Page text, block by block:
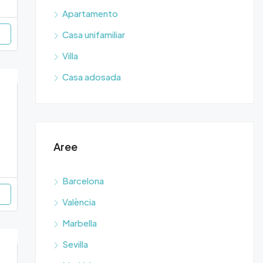
Apartamento
Casa unifamiliar
Villa
Casa adosada
Aree
Barcelona
València
Marbella
Sevilla